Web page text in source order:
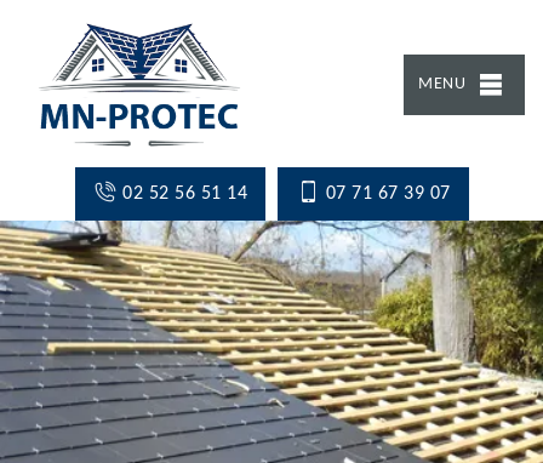
MENU
02 52 56 51 14 07 71 67 39 07